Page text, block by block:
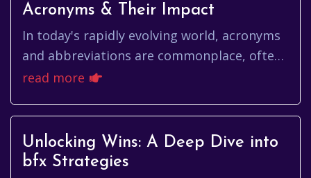
Acronyms & Their Impact
In today's rapidly evolving world, acronyms
and abbreviations are commonplace, often
serving as shorthand for complex
read more
Unlocking Wins: A Deep Dive into
bfx Strategies